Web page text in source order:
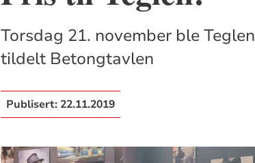
Torsdag 21. november ble
tildelt Betongtavlen
Publisert: 22.11.2019